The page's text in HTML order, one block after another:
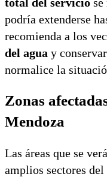
podría extenderse
recomienda a los
del agua y
normalice la
Zonas
Mendoza
Las áreas que se
amplios sectores del